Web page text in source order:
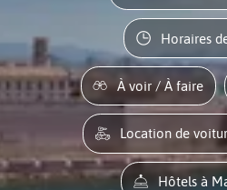
Horaires
À voir / À faire
Location de
Hôtels à